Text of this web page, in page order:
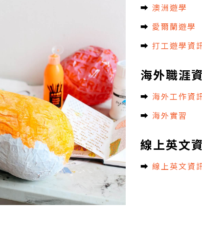
➡︎ 澳洲遊學
➡︎ 愛爾蘭遊學
➡︎ 打工遊學資
海外職涯
➡︎ 海外工作資
➡︎ 海外實習
線上英文
➡︎ 線上英文資